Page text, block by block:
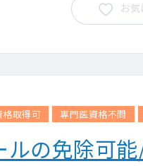
お気
格取得可 専門医資格不問
の免除可